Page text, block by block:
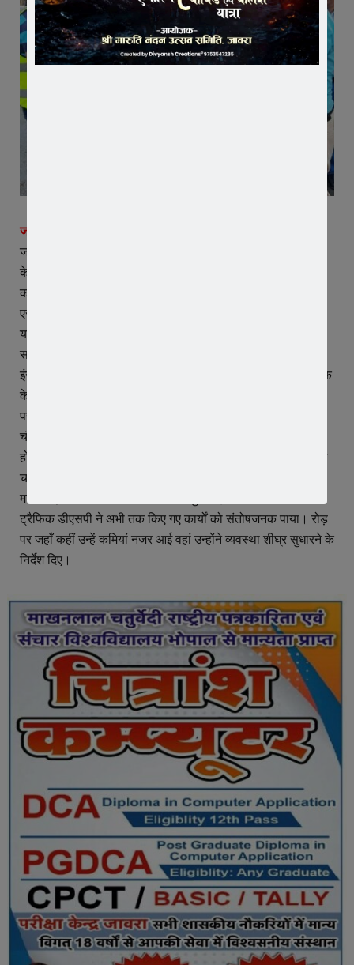
जावरा।
जावरा व अमले के साथ महू-नीमच फोरलेन सड़क के ब्लैक स्पॉट व रोड़
के कट पॉइंट की सुरक्षा व्यवस्था परखी। इस दौरान जेटीसीएल रोड
कम्पनी के अधिकारी, कर्मचारी भी मौजूद रहे।
एसपी अमित कुमार के मार्गदर्शन में शुक्रवार को अपरान्ह करीबन 3 बजे
यातायात डीएसपी अनिल कुमार राय, ट्रैफिक इंचार्ज सोनु वाजपेयी,
सहायक उप निरीक्षक सर्वेश द्विवेदी व रोड कम्पनी के जीएम मेघवाल,
इंजीनियर मुकेश भोयटे के साथ अन्य कर्मचारियों को लेकर फोरलेन सड़क
के बरगड़ फंटा से दुर्घटना सम्भावित क्षेत्र पर की गई सुरक्षा व्यवस्था
परखने निकले। इस दौरान उन्होंने लुहारी फंटा, रतलामी नाका, चौपाटी
चौराहा, चूरूवाला दाल मिल के सामने, भिमाखेड़ी फाटक चौराहा, जोयो
होटल तिराहा, अरनिया पिथा मंडी रोड, भैंसाना फंटा, रूप नगर कट, रिछा
चांदा कट, परवलिया, कलालिया फंटा, ढोढर कट से लेकर जिले
माननखेड़ा गांव के नजदीक तक मार्ग के सुरक्षा इंतजाम की जांच की।
ट्रैफिक डीएसपी ने अभी तक किए गए कार्यों को संतोषजनक पाया। रोड़
पर जहाँ कहीं उन्हें कमियां नजर आई वहां उन्होंने व्यवस्था शीघ्र सुधारने के
निर्देश दिए।